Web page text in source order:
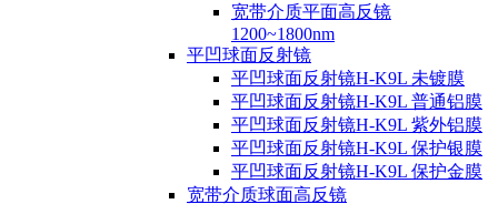
宽带介质平面高反镜
1200~1800nm
平凹球面反射镜
平凹球面反射镜H-K9L 未镀膜
平凹球面反射镜H-K9L 普通铝膜
平凹球面反射镜H-K9L 紫外铝膜
平凹球面反射镜H-K9L 保护银膜
平凹球面反射镜H-K9L 保护金膜
宽带介质球面高反镜